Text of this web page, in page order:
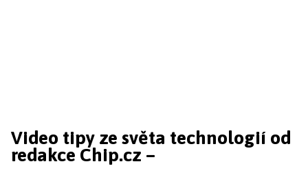
Video tipy ze světa technologií od
redakce Chip.cz –